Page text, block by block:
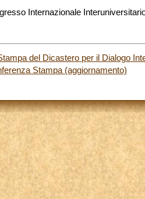
Internazionale
del Dicastero per il Dialogo
Stampa (aggiornamento)